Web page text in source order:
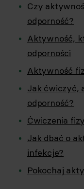
Czy
odporność?
Aktywność,
odporności
Aktywność
Jak ćwiczyć,
odporność?
Ćwiczenia
Jak dbać o
infekcje?
Pokochaj